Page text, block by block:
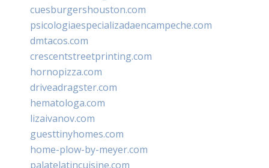
cuesburgershouston.com
psicologiaespecializadaencampeche.com
dmtacos.com
crescentstreetprinting.com
hornopizza.com
driveadragster.com
hematologa.com
lizaivanov.com
guesttinyhomes.com
home-plow-by-meyer.com
palatelatincuisine.com